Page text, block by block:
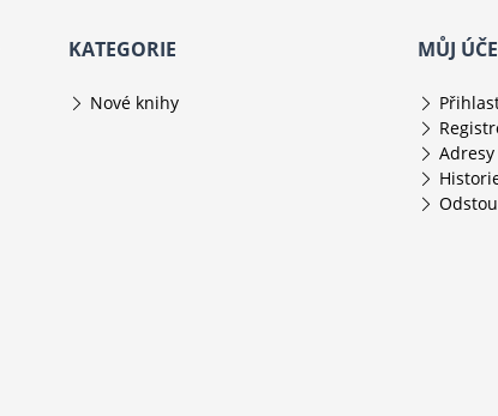
KATEGORIE
Nové knihy
MŮJ
Adresy